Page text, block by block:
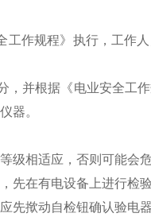
作规程》执行，工作
并根据《电业安全工
器。
级相适应，否则可能会
先在有电设备上进行检
揿动自检钮确认验电